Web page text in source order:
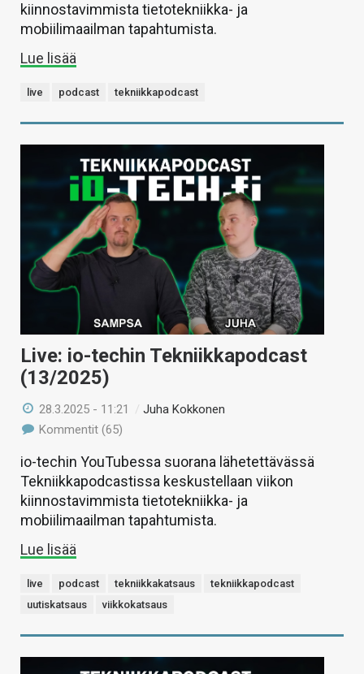
kiinnostavimmista tietotekniikka- ja
mobiilimaailman tapahtumista.
Lue lisää
live podcast tekniikkapodcast
Live: io-techin Tekniikkapodcast
(13/2025)
28.3.2025 - 11:21 /Juha Kokkonen
Kommentit (65)
io-techin YouTubessa suorana lähetettävässä
Tekniikkapodcastissa keskustellaan viikon
kiinnostavimmista tietotekniikka- ja
mobiilimaailman tapahtumista.
Lue lisää
live podcast tekniikkakatsaus
tekniikkapodcast
uutiskatsaus
viikkokatsaus